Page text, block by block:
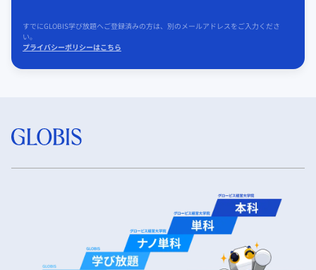
すでにGLOBIS学び放題へご登録済みの方は、別のメールアドレスをご入力くださ
い。
プライバシーポリシーはこちら